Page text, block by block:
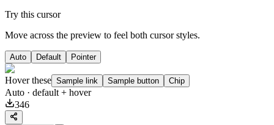
Try this cursor
Move across the preview to feel both cursor styles.
Auto Default Pointer
Hover these Sample link Sample button Chip
Auto · default + hover
346